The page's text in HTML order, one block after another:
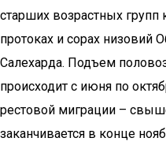
старших возрастных групп
протоках и сорах низовий
Салехарда. Подъем
происходит с июня по
рестовой миграции –
заканчивается в конце